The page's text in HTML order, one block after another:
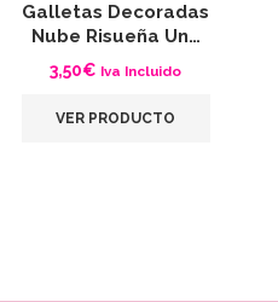
Galletas Decoradas
Nube Risueña Un…
3,50€ Iva Incluido
VER PRODUCTO